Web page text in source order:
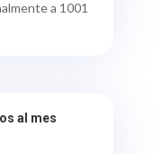
a 1001
al mes